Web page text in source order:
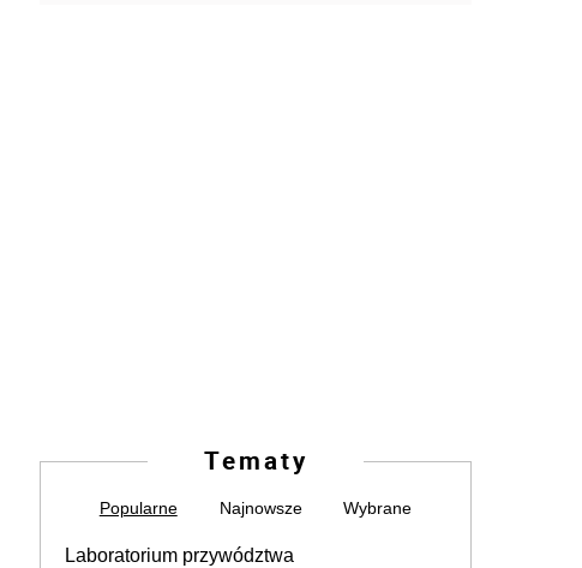
Tematy
Popularne Najnowsze Wybrane
Laboratorium przywództwa